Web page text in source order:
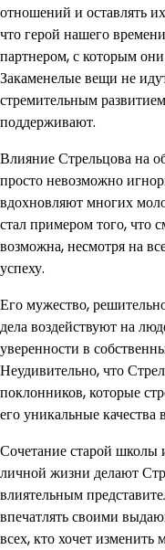
отношений и оставлять
что герой нашего
партнером, с которым
Закаменелые вещи не
стремительным
поддерживают.
Влияние Стрельцова на
просто невозможно
вдохновляют многих
стал примером того, что
возможна, несмотря на
успеху.
Его мужество,
дела воздействуют на
уверенности в
Неудивительно, что
поклонников, которые
его уникальные качества
Сочетание старой школы
личной жизни делают
влиятельным
впечатлять своими
всех, кто хочет